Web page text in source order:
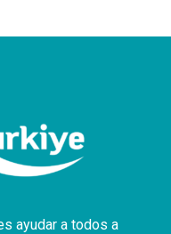
ayudar a todos a